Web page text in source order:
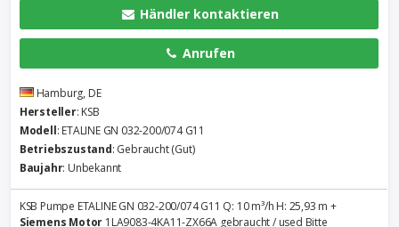
Händler kontaktieren
Anrufen
Hamburg, DE
Hersteller: KSB
Modell: ETALINE GN 032-200/074 G11
Betriebszustand: Gebraucht (Gut)
Baujahr: Unbekannt
KSB Pumpe ETALINE GN 032-200/074 G11 Q: 10 m³/h H: 25,93 m +
Siemens Motor 1LA9083-4KA11-ZX66A gebraucht / used Bitte